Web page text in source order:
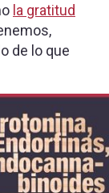
la gratitud
de lo que